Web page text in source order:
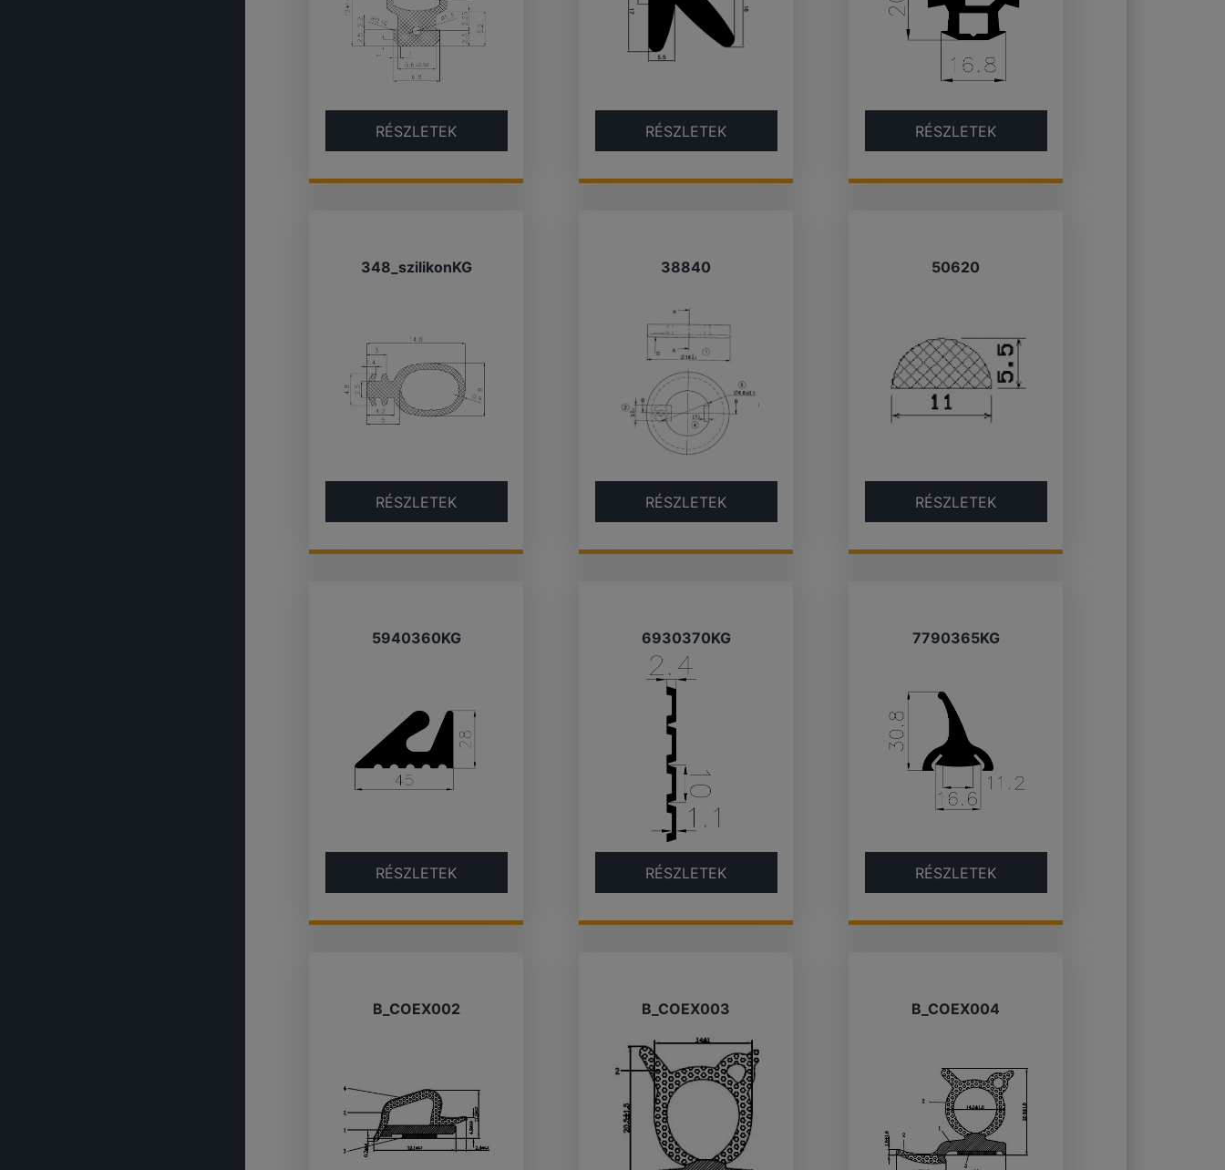
RÉSZLETEK RÉSZLETEK RÉSZLETEK
348_szilikonKG
RÉSZLETEK
38840
RÉSZLETEK
50620
RÉSZLETEK
5940360KG
RÉSZLETEK
6930370KG
RÉSZLETEK
7790365KG
RÉSZLETEK
B_COEX002 B_COEX003 B_COEX004